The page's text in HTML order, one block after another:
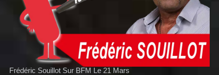
Frédéric Souillot Sur BFM Le 21 Mars